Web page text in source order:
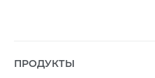
ПРОДУКТЫ